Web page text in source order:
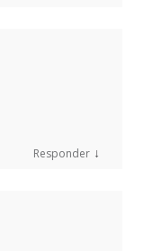
Responder ↓